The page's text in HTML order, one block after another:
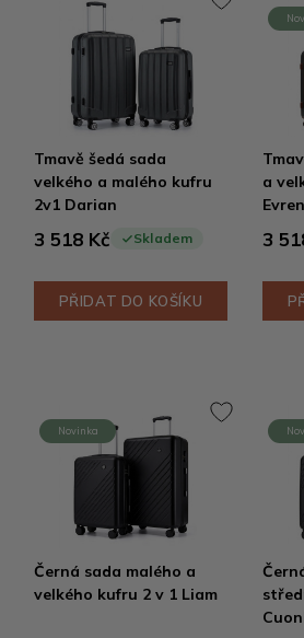
Tmavě šedá sada
velkého a malého kufru
2v1 Darian
3 518 Kč Skladem
PŘIDAT DO KOŠÍKU
a
Evren
3
Novinka
Černá sada malého a
velkého kufru 2 v 1 Liam